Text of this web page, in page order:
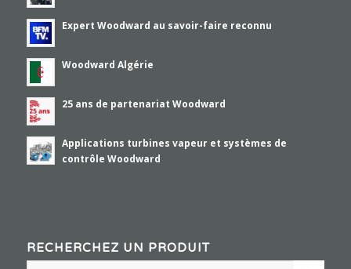
Expert Woodward au savoir-faire reconnu
Woodward Algérie
25 ans de partenariat Woodward
Applications turbines vapeur et systèmes de
contrôle Woodward
RECHERCHEZ UN PRODUIT